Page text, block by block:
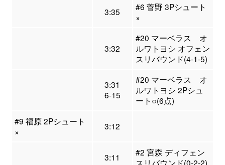
3:35
#6 菅野 3Pシュート
×
3:32
#20 マーベラス オ
ルワトヨシ オフェン
スリバウンド(4-1-5)
3:31
6-15
#20 マーベラス オ
ルワトヨシ 2Pシュ
ート○(6点)
#9 福原 2Pシュート
×
3:12
3:11
#2 宮森 ディフェン
スリバウンド(0-2-2)